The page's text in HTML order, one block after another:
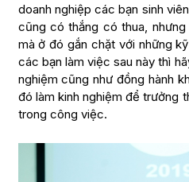
doanh nghiệp các bạn sinh
cũng có thắng có thua,
mà ở đó gắn chặt với những
các bạn làm việc sau này thì
nghiệm cũng như đồng hành
đó làm kinh nghiệm để trưởng
trong công việc.